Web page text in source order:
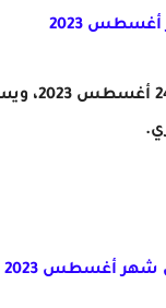
2023
شهر أغسطس 2023